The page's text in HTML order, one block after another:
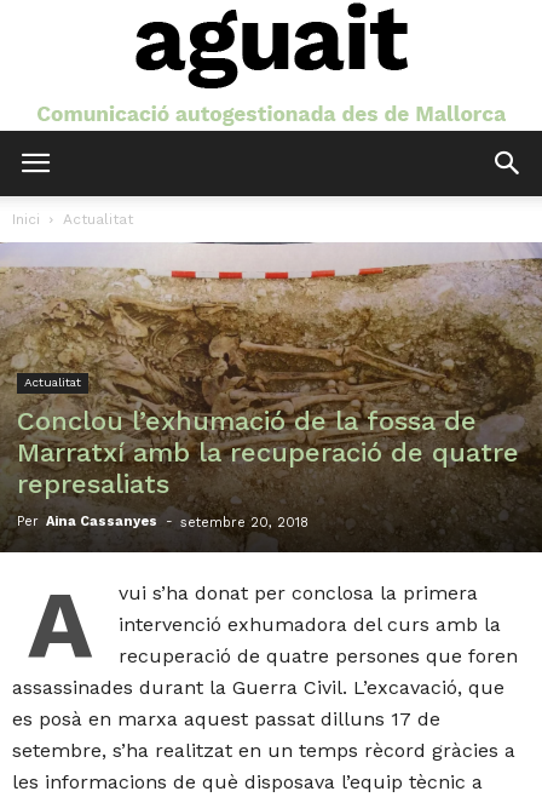
Inici Actualitat
Actualitat
Conclou l’exhumació de la fossa de
Marratxí amb la recuperació de quatre
represaliats
Per Aina Cassanyes - setembre 20, 2018
A
vui s’ha donat per conclosa la primera
intervenció exhumadora del curs amb la
recuperació de quatre persones que foren
assassinades durant la Guerra Civil. L’excavació, que
es posà en marxa aquest passat dilluns 17 de
setembre, s’ha realitzat en un temps rècord gràcies a
les informacions de què disposava l’equip tècnic a